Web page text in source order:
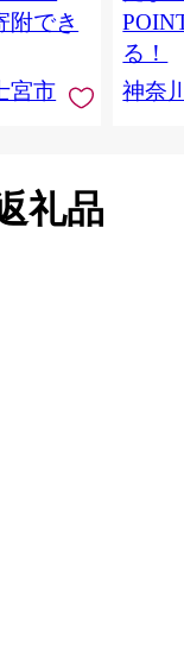
品 消耗
附でき
宮市
防災
ペー
川県
トペー
る！
神奈
礼品